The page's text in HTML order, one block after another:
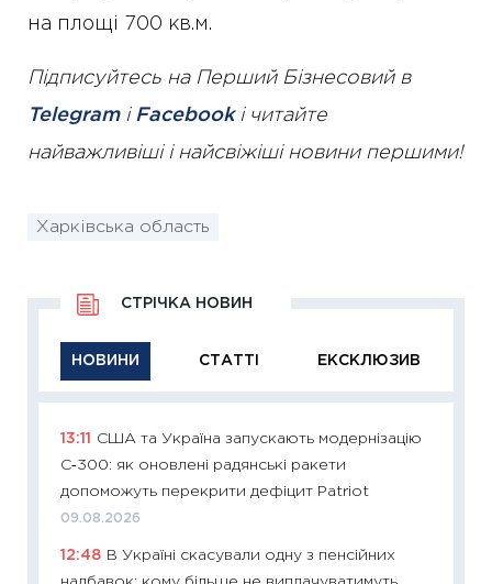
на площі 700 кв.м.
Підписуйтесь на Перший Бізнесовий в
Telegramі Facebookі читайте
найважливіші і найсвіжіші новини першими!
Харківська область
НОВИНИ СТАТТІ ЕКСКЛЮЗИВ
СТРІЧКА НОВИН
13:11
США та Україна запускають модернізацію
С‑300: як оновлені радянські ракети
допоможуть перекрити дефіцит Patriot
09.08.2026
12:48 В Україні скасували одну з пенсійних